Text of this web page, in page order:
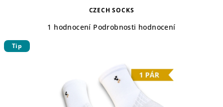
CZECH SOCKS
Průměrné
hvězdiček.
1 hodnocení Podrobnosti hodnocení
Tip